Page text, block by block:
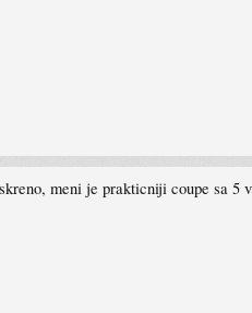
meni je prakticniji coupe sa 5